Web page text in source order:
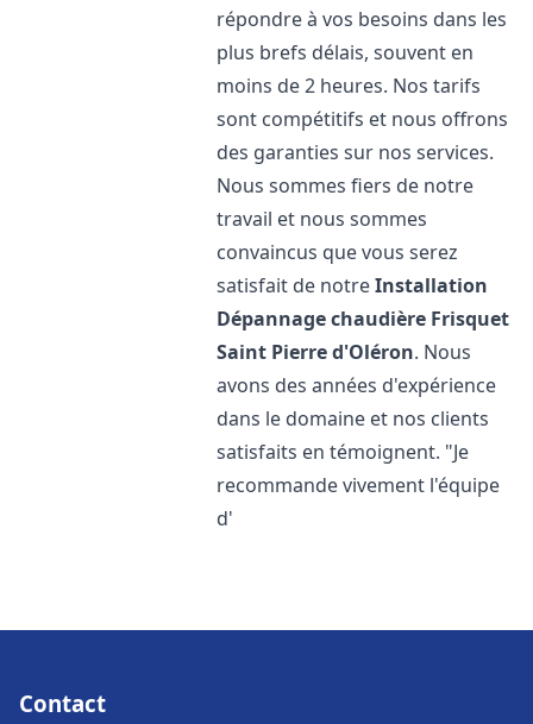
répondre à vos besoins dans les
plus brefs délais, souvent en
moins de 2 heures. Nos tarifs
sont compétitifs et nous offrons
des garanties sur nos services.
Nous sommes fiers de notre
travail et nous sommes
convaincus que vous serez
satisfait de notreInstallation
Dépannage chaudière Frisquet
Saint Pierre d'Oléron. Nous
avons des années d'expérience
dans le domaine et nos clients
satisfaits en témoignent. "Je
recommande vivement l'équipe
d'
Contact